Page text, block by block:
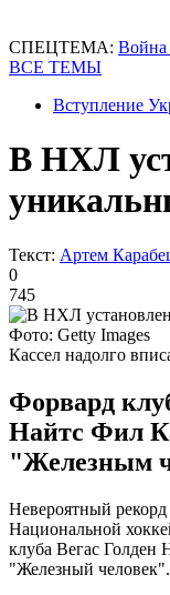
СПЕЦТЕМА: Война
ВСЕ ТЕМЫ
Вступление
В НХЛ
Текст: Артем
0
745
Фото: Getty Images
Кассел надолго
Форвард
Найтс Фил
"Железным
Невероятный
Национальной
клуба Вегас Голден
"Железный человек".